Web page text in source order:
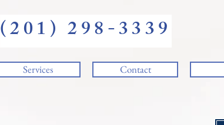
(201) 298-3339
Services Contact